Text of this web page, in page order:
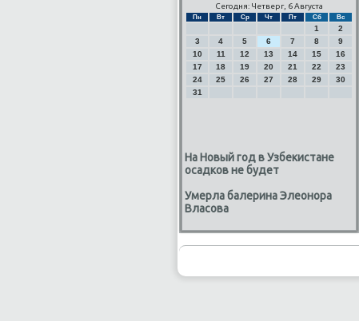
Сегодня: Четверг, 6 Августа
Пн Вт Ср Чт Пт Сб Вс
1
2
3
4 5 6 7 8
9
10
11 12 13 14 15
16
17
18 19 20 21 22
23
24
25 26 27 28 29
30
31
На Новый год в Узбекистане
осадков не будет
Умерла балерина Элеонора
Власова